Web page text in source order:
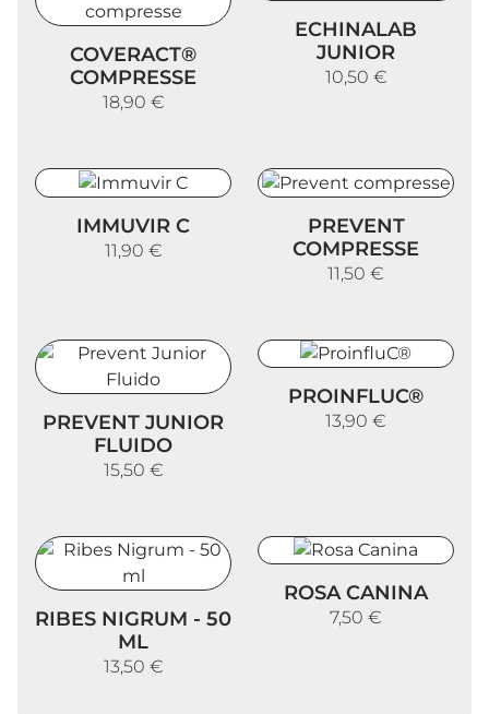
COVERACT®
COMPRESSE
18,90 €
ECHINALAB
JUNIOR
10,50 €
IMMUVIR C
11,90 €
PREVENT
COMPRESSE
11,50 €
PREVENT JUNIOR
FLUIDO
15,50 €
PROINFLUC®
13,90 €
RIBES NIGRUM - 50
ML
13,50 €
ROSA CANINA
7,50 €